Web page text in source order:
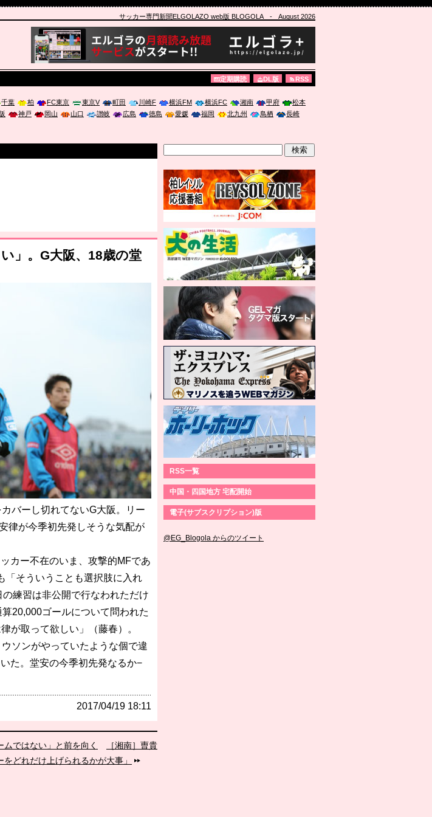
サッカー専門新聞ELGOLAZO web版 BLOGOLA- August 2026
定期購読 DL版 RSS
千葉 柏 FC東京 東京V 町田 川崎F 横浜FM 横浜FC 湘南 甲府
松本
神戸 岡山 山口 讃岐 広島 徳島 愛媛 福岡 北九州 鳥栖
長崎
」。G大阪、18歳の堂
バーし切れてないG大阪。リー
律が今季初先発しそうな気配が
カー不在のいま、攻撃的MFであ
「そういうことも選択肢に入れ
練習は非公開で行なわれただけ
20,000ゴールについて問われた
が取って欲しい」（藤春）。
ソンがやっていたような個で違
た。堂安の今季初先発なるか−
2017/04/19 18:11
ではない」と前を向く
［湘南］曺貴
どれだけ上げられるかが大事」
RSS一覧
中国・四国地方 宅配開始
電子(サブスクリプション)版
@EG_Blogola からのツイート